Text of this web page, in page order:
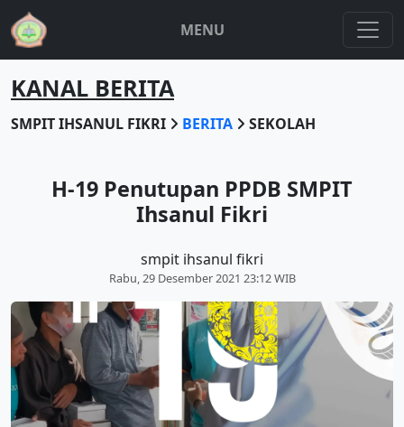
MENU
KANAL BERITA
SMPIT IHSANUL FIKRI BERITA SEKOLAH
H-19 Penutupan PPDB SMPIT
Ihsanul Fikri
smpit ihsanul fikri
Rabu, 29 Desember 2021 23:12 WIB